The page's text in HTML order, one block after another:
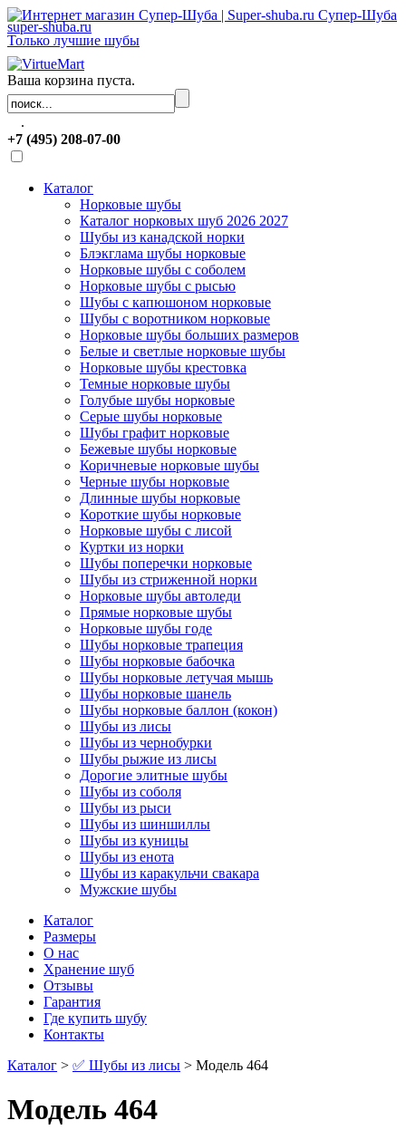
Супер-Шуба
super-shuba.ru
Только лучшие шубы
Ваша корзина пуста.
.
+7 (495) 208-07-00
Каталог
Норковые шубы
Каталог норковых шуб 2026 2027
Шубы из канадской норки
Блэкглама шубы норковые
Норковые шубы с соболем
Норковые шубы с рысью
Шубы с капюшоном норковые
Шубы с воротником норковые
Норковые шубы больших размеров
Белые и светлые норковые шубы
Норковые шубы крестовка
Темные норковые шубы
Голубые шубы норковые
Серые шубы норковые
Шубы графит норковые
Бежевые шубы норковые
Коричневые норковые шубы
Черные шубы норковые
Длинные шубы норковые
Короткие шубы норковые
Норковые шубы с лисой
Куртки из норки
Шубы поперечки норковые
Шубы из стриженной норки
Норковые шубы автоледи
Прямые норковые шубы
Норковые шубы годе
Шубы норковые трапеция
Шубы норковые бабочка
Шубы норковые летучая мышь
Шубы норковые шанель
Шубы норковые баллон (кокон)
Шубы из лисы
Шубы из чернобурки
Шубы рыжие из лисы
Дорогие элитные шубы
Шубы из соболя
Шубы из рыси
Шубы из шиншиллы
Шубы из куницы
Шубы из енота
Шубы из каракульчи свакара
Мужские шубы
Каталог
Размеры
О нас
Хранение шуб
Отзывы
Гарантия
Где купить шубу
Контакты
Каталог > ✅ Шубы из лисы > Модель 464
Модель 464